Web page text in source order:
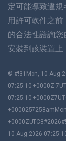
丹
हिंदी
עברית
定可能導致違
用許可軟件之
的合法性諮詢
安裝到該裝置上
© #!31Mon, 10 Aug
07:25:10 +0000Z-
07:25:10
10 Aug 2026